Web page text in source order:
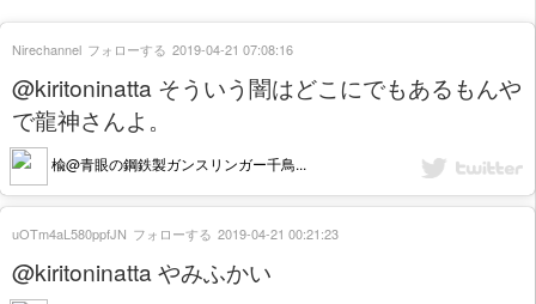
@kiritoninatta そういう闇はどこにでもあるもんや
で龍神さんよ。
楡@青眼の鋼鉄製ガンスリンガー千鳥...
Nirechannel フォローする 2019-04-21 07:08:16
@kiritoninatta やみふかい
uOTm4aL580ppfJN フォローする 2019-04-21 00:21:23